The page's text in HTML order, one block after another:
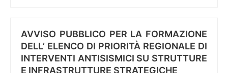
AVVISO PUBBLICO PER LA FORMAZIONE
DELL’ ELENCO DI PRIORITÀ REGIONALE DI
INTERVENTI ANTISISMICI SU STRUTTURE
E INFRASTRUTTURE STRATEGICHE